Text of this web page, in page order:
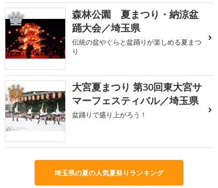
2
森林公園 夏まつり・納涼盆
踊大会／埼玉県
伝統の盆やぐらと盆踊りが楽しめる夏まつ
り
3
大宮夏まつり 第30回東大宮サ
マーフェスティバル／埼玉県
盆踊りで盛り上がろう！
埼玉県の夏の人気夏祭りランキング